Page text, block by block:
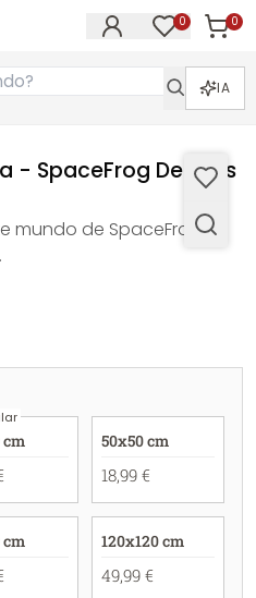
0 0
IA
- SpaceFrog Designs
mundo de SpaceFrog
cm 50x50 cm
18,99 €
cm 120x120 cm
49,99 €